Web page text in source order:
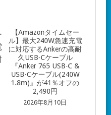
【Amazonタイムセー
ル】最大240W急速充電
に対応するAnkerの高耐
久USB-Cケーブル
『Anker 765 USB-C &
USB-Cケーブル(240W
1.8m)』が41％オフの
2,490円
2026年8月10日